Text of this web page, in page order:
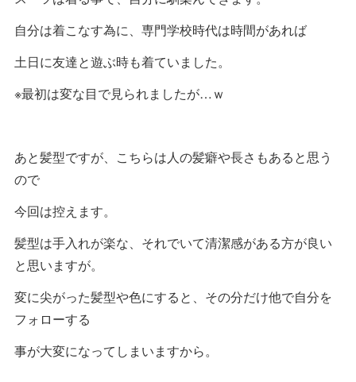
自分は着こなす為に、専門学校時代は時間があれば
土日に友達と遊ぶ時も着ていました。
※最初は変な目で見られましたが…ｗ
あと髪型ですが、こちらは人の髪癖や長さもあると思う
ので
今回は控えます。
髪型は手入れが楽な、それでいて清潔感がある方が良い
と思いますが。
変に尖がった髪型や色にすると、その分だけ他で自分を
フォローする
事が大変になってしまいますから。